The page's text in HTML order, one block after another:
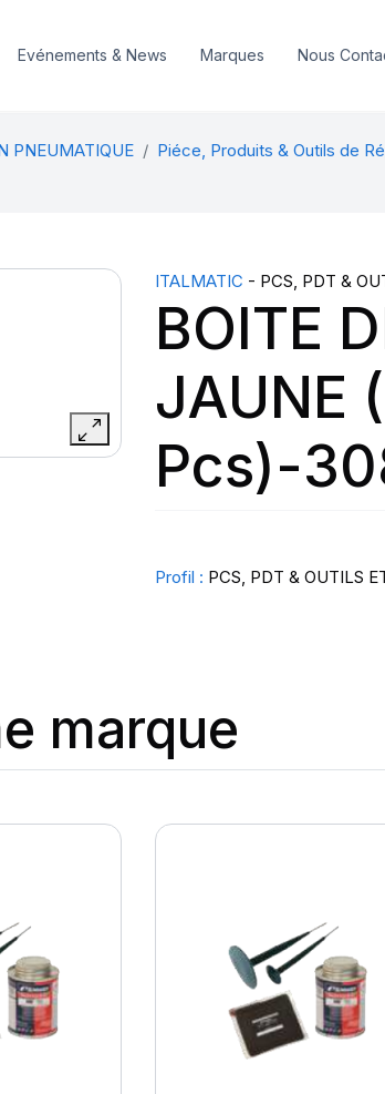
Evénements & News Marques Nous
PNEUMATIQUE
Piéce, Produits & Outils de
ITALMATIC - PCS, PDT &
BOITE
JAUNE
Pcs)-
Profil : PCS, PDT & OUTILS
marque